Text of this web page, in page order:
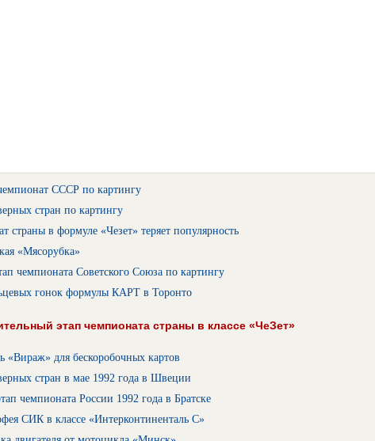
СССР по картингу
стран по картингу
страны в формуле «Чезет» теряет популярность
«Мясорубка»
чемпионата Советского Союза по картингу
гонок формулы КАРТ в Торонто
этап чемпионата страны в классе «ЧеЗет»
«Вираж» для бескоробочных картов
стран в мае 1992 года в Швеции
чемпионата России 1992 года в Братске
СИК в классе «Интерконтиненталь С»